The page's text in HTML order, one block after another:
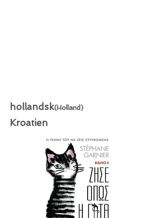
hollandsk(Holland)
Kroatien